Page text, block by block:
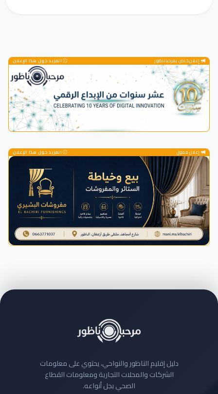
إعلان خاص بمرحباناظور المزيد حول هذا الإعلان
إعلان ممول المزيد حول هذا الإعلان
دليل إقليم الناظور والنواحي، يحتوي على معلومات
الشركات والمحلات التجارية ومعلومات القطاع
الصحي بجل أنواعه.